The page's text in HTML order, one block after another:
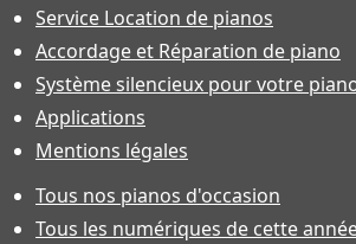
Service Location de pianos
Accordage et Réparation de piano
Système silencieux pour votre
Applications
Mentions légales
Tous nos pianos d'occasion
Tous les numériques de cette